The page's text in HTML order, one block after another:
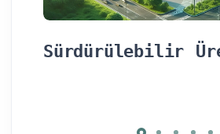
Sürdürülebilir